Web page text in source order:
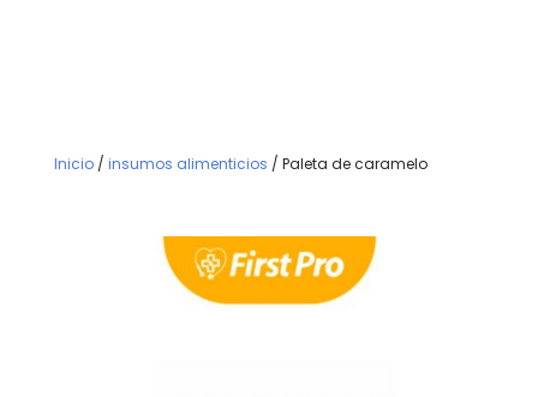
Inicio/ insumos alimenticios / Paleta de caramelo